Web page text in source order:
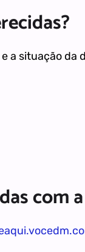
a situação da
com